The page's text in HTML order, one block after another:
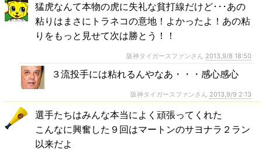
猛虎なんて本物の虎に失礼な貧打線だけど･･･あの
粘りはまさにトラネコの意地！よかったよ！あの粘
りをもっと見せて次は勝とう！！
阪神タイガースファンさん 2013,9/8 18:50
３流投手には粘れるんやなあ・・・感心感心
阪神タイガースファンさん 2013,9/9 2:13
選手たちはみんな本当によく頑張ってくれた
こんなに興奮した９回はマートンのサヨナラ２ラン
以来だよ